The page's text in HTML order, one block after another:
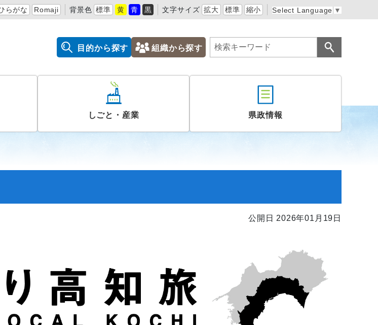
らがな Romaji 背景色 標準 黄 青 黒 文字サイズ 拡大 標準 縮小 Select Language ▼
目的から探す 組織から探す
しごと・産業 県政情報
公開日 2026年01月19日